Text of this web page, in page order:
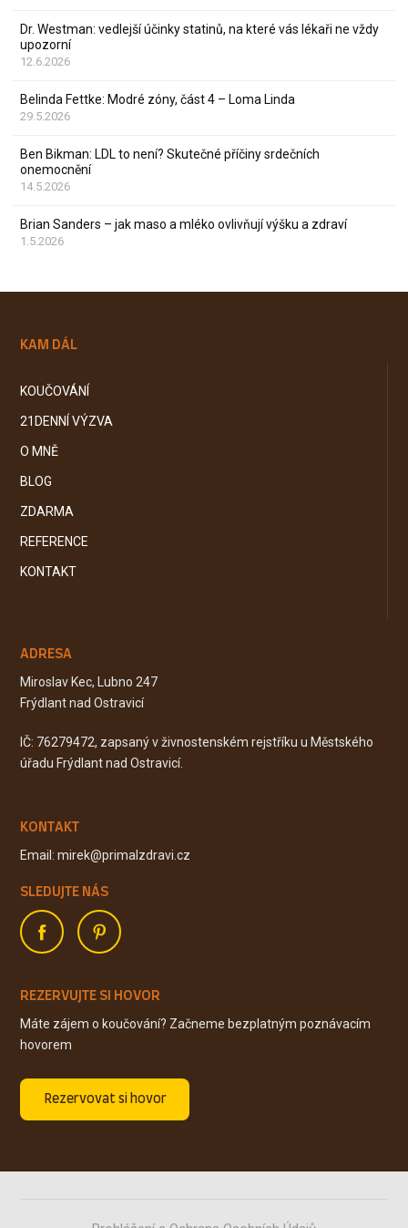
Dr. Westman: vedlejší účinky statinů, na které vás lékaři ne vždy
upozorní
12.6.2026
Belinda Fettke: Modré zóny, část 4 – Loma Linda
29.5.2026
Ben Bikman: LDL to není? Skutečné příčiny srdečních
onemocnění
14.5.2026
Brian Sanders – jak maso a mléko ovlivňují výšku a zdraví
1.5.2026
KAM DÁL
KOUČOVÁNÍ
21DENNÍ VÝZVA
O MNĚ
BLOG
ZDARMA
REFERENCE
KONTAKT
ADRESA
Miroslav Kec, Lubno 247
Frýdlant nad Ostravicí
IČ: 76279472, zapsaný v živnostenském rejstříku u Městského
úřadu Frýdlant nad Ostravicí.
KONTAKT
Email: mirek@primalzdravi.cz
SLEDUJTE NÁS
REZERVUJTE SI HOVOR
Máte zájem o koučování? Začneme bezplatným poznávacím
hovorem
Rezervovat si hovor